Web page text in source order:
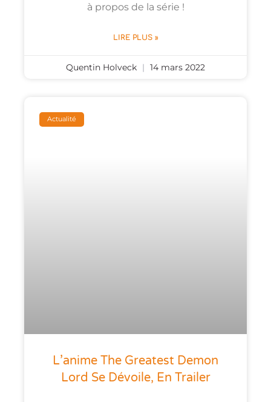
à propos de la série !
LIRE PLUS »
Quentin Holveck 14 mars 2022
Actualité
L’anime The Greatest Demon
Lord Se Dévoile, En Trailer